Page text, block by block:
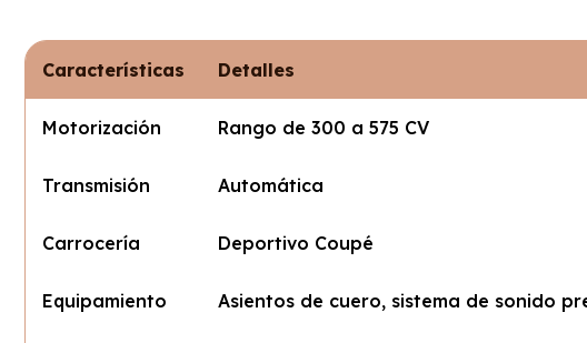
Características Detalles
Motorización Rango de 300 a 575 CV
Transmisión Automática
Carrocería Deportivo Coupé
Equipamiento Asientos de cuero, sistema de sonido